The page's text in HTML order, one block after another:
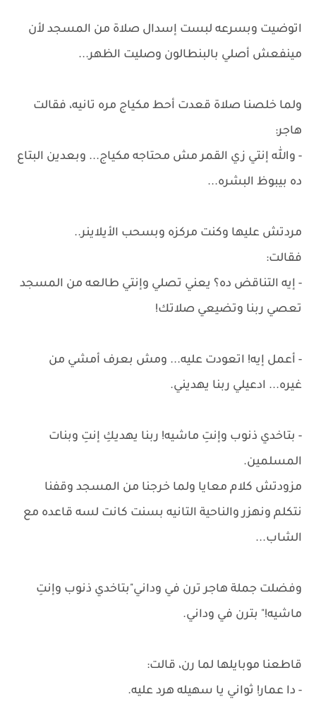
اتوضيت وبسرعه لبست إسدال صلاة من المسجد لأن
مينفعش أصلي بالبنطالون وصليت الظهر...
ولما خلصنا صلاة قعدت أحط مكياج مره تانيه، فقالت
هاجر:
- والله إنتي زي القمر مش محتاجه مكياج... وبعدين البتاع
ده بيبوظ البشره...
مردتش عليها وكنت مركزه وبسحب الأيلاينر..
فقالت:
- إيه التناقض ده؟ يعني تصلي وإنتي طالعه من المسجد
تعصي ربنا وتضيعي صلاتك!
- أعمل إيه! اتعودت عليه... ومش بعرف أمشي من
غيره... ادعيلي ربنا يهديني.
- بتاخدي ذنوب وإنتِ ماشيه! ربنا يهديكِ إنتِ وبنات
المسلمين.
مزودتش كلام معايا ولما خرجنا من المسجد وقفنا
نتكلم ونهزر والناحية التانيه بسنت كانت لسه قاعده مع
الشاب...
وفضلت جملة هاجر ترن في وداني"بتاخدي ذنوب وإنتِ
ماشيه!" بترن في وداني.
قاطعنا موبايلها لما رن، قالت:
- دا عمار! ثواني يا سهيله هرد عليه.